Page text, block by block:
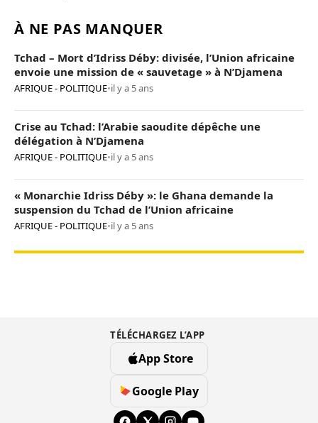
À NE PAS MANQUER
Tchad – Mort d’Idriss Déby: divisée, l’Union africaine
envoie une mission de « sauvetage » à N’Djamena
AFRIQUE - POLITIQUE•il y a 5 ans
Crise au Tchad: l’Arabie saoudite dépêche une
délégation à N’Djamena
AFRIQUE - POLITIQUE•il y a 5 ans
« Monarchie Idriss Déby »: le Ghana demande la
suspension du Tchad de l’Union africaine
AFRIQUE - POLITIQUE•il y a 5 ans
TÉLÉCHARGEZ L’APP
App Store
Google Play